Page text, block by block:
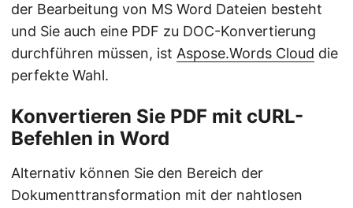
der Bearbeitung von MS Word Dateien besteht
und Sie auch eine PDF zu DOC-Konvertierung
durchführen müssen, ist Aspose.Words Cloud die
perfekte Wahl.
Konvertieren Sie PDF mit cURL-
Befehlen in Word
Alternativ können Sie den Bereich der
Dokumenttransformation mit der nahtlosen